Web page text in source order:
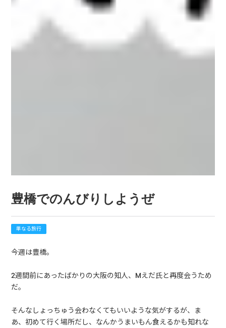
豊橋でのんびりしようぜ
単なる旅行
今週は豊橋。
2週間前にあったばかりの大阪の知人、Mえだ氏と再度会うため
だ。
そんなしょっちゅう会わなくてもいいような気がするが、ま
あ、初めて行く場所だし、なんかうまいもん食えるかも知れな